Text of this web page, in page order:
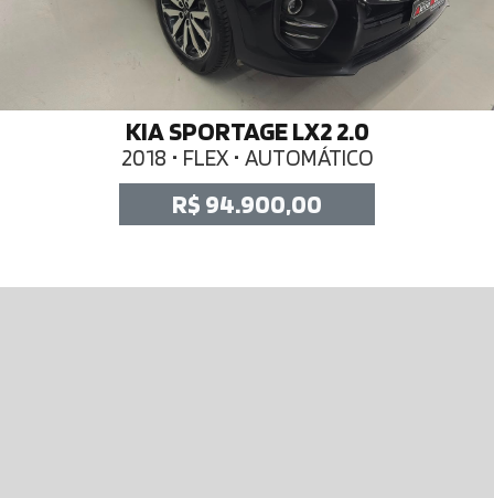
KIA SPORTAGE LX2 2.0
2018 • FLEX • AUTOMÁTICO
R$ 94.900,00